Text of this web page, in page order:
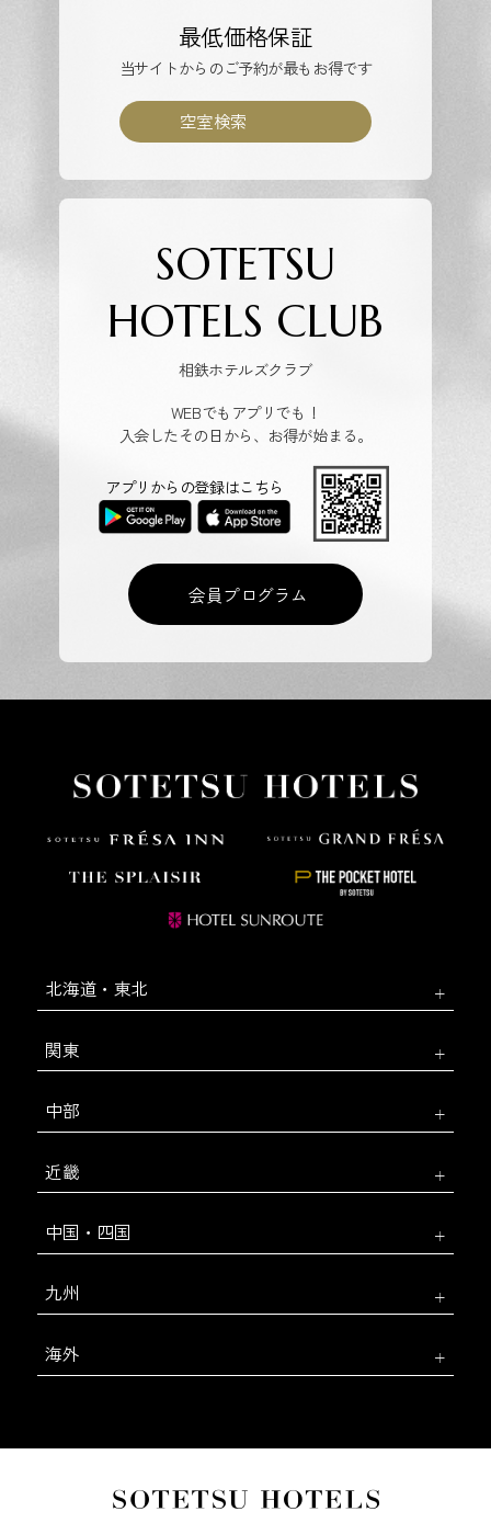
最低価格保証
当サイトからのご予約が最もお得です
空室検索
SOTETSU
HOTELS CLUB
相鉄ホテルズクラブ
WEBでもアプリでも！
入会したその日から、お得が始まる。
会員プログラム
アプリからの登録はこちら
北海道・東北
関東
中部
近畿
中国・四国
九州
海外